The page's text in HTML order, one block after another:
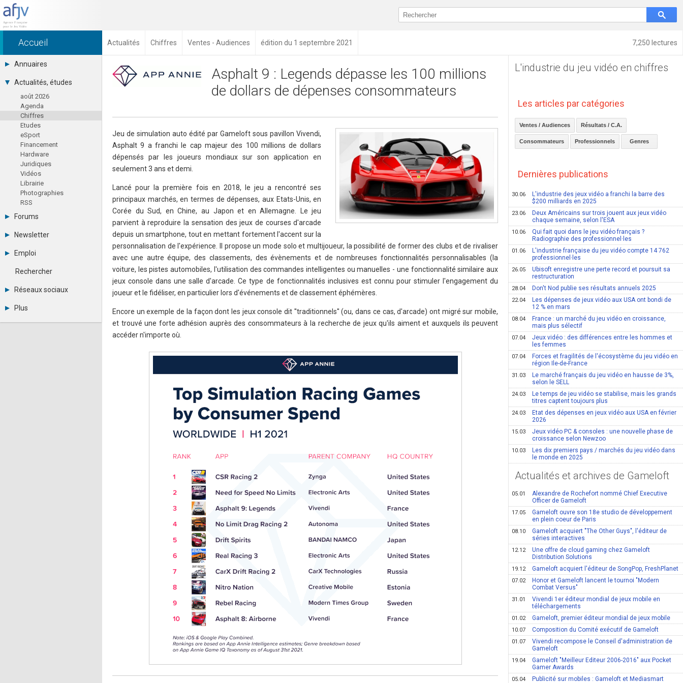
7,250 lectures
Accueil Actualités Chiffres Ventes - Audiences édition du 1 septembre 2021
Annuaires
Toutes les sociétés (691)
Studios (418)
Editeurs (49)
Distributeurs (16)
Hard. / Accessoires (10)
Middlewares (15)
Prestataires (99)
Assoc. / Syndicats (21)
Formations / Ecoles (46)
Presse spécialisée (17)
Actualités, études
août 2026
Agenda
Chiffres
Etudes
eSport
Financement
Hardware
Juridiques
Vidéos
Librairie
Photographies
RSS
Forums
Tous les forums
Se connecter
Messages privés
Contacter un modérateur
Newsletter
Archives
Abonnement
Emploi
Consulter les annonces
Observatoire de l'emploi
Rechercher
Réseaux sociaux
LinkedIn
Plus
Annonceurs
Asphalt 9 : Legends dépasse les 100 millions
de dollars de dépenses consommateurs
Jeu de simulation auto édité par Gameloft sous pavillon Vivendi,
Asphalt 9 a franchi le cap majeur des 100 millions de dollars
dépensés par les joueurs mondiaux sur son application en
seulement 3 ans et demi.
Lancé pour la première fois en 2018, le jeu a rencontré ses
principaux marchés, en termes de dépenses, aux Etats-Unis, en
Corée du Sud, en Chine, au Japon et en Allemagne. Le jeu
parvient à reproduire la sensation des jeux de courses d'arcade
depuis un smartphone, tout en mettant fortement l'accent sur la
personnalisation de l'expérience. Il propose un mode solo et multijoueur, la possibilité de former des clubs et de rivaliser
avec une autre équipe, des classements, des évènements et de nombreuses fonctionnalités personnalisables (la
voiture, les pistes automobiles, l'utilisation des commandes intelligentes ou manuelles - une fonctionnalité similaire aux
jeux console dans une salle d'arcade. Ce type de fonctionnalités inclusives est connu pour stimuler l'engagement du
joueur et le fidéliser, en particulier lors d'événements et de classement éphémères.
Encore un exemple de la façon dont les jeux console dit ''traditionnels'' (ou, dans ce cas, d'arcade) ont migré sur mobile,
et trouvé une forte adhésion auprès des consommateurs à la recherche de jeux qu'ils aiment et auxquels ils peuvent
accéder n'importe où.
L'industrie du jeu vidéo en chiffres
Les articles par catégories
Ventes / Audiences Résultats / C.A.
Consommateurs Professionnels Genres
Dernières publications
30.06
L'industrie des jeux vidéo a franchi la barre des
$200 milliards en 2025
23.06
Deux Américains sur trois jouent aux jeux vidéo
chaque semaine, selon l'ESA
10.06
Qui fait quoi dans le jeu vidéo français ?
Radiographie des professionnel·les
01.06
L'industrie française du jeu vidéo compte 14 762
professionnel·les
26.05
Ubisoft enregistre une perte record et poursuit sa
restructuration
28.04 Don't Nod publie ses résultats annuels 2025
22.04
Les dépenses de jeux vidéo aux USA ont bondi de
12 % en mars
08.04
France : un marché du jeu vidéo en croissance,
mais plus sélectif
07.04
Jeux vidéo : des différences entre les hommes et
les femmes
07.04
Forces et fragilités de l'écosystème du jeu vidéo en
région Ile-de-France
31.03
Le marché français du jeu vidéo en hausse de 3%,
selon le SELL
24.03
Le temps de jeu vidéo se stabilise, mais les grands
titres captent toujours plus
24.03
Etat des dépenses en jeux vidéo aux USA en février
2026
15.03
Jeux vidéo PC & consoles : une nouvelle phase de
croissance selon Newzoo
10.03
Les dix premiers pays / marchés du jeu vidéo dans
le monde en 2025
Actualités et archives de Gameloft
05.01
Alexandre de Rochefort nommé Chief Executive
Officer de Gameloft
17.05
Gameloft ouvre son 18e studio de développement
en plein coeur de Paris
08.10
Gameloft acquiert "The Other Guys", l'éditeur de
séries interactives
12.12
Une offre de cloud gaming chez Gameloft
Distribution Solutions
19.12 Gameloft acquiert l'éditeur de SongPop, FreshPlanet
07.02
Honor et Gameloft lancent le tournoi "Modern
Combat Versus"
31.01
Vivendi 1er éditeur mondial de jeux mobile en
téléchargements
01.02 Gameloft, premier éditeur mondial de jeux mobile
10.07 Composition du Comité exécutif de Gameloft
01.07
Vivendi recompose le Conseil d'administration de
Gameloft
19.04
Gameloft "Meilleur Editeur 2006-2016" aux Pocket
Gamer Awards
05.04
Publicité sur mobiles : Gameloft et Mediasmart